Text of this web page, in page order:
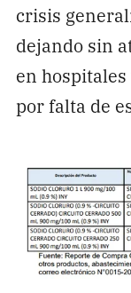
crisis
dejando sin
en
por falta de